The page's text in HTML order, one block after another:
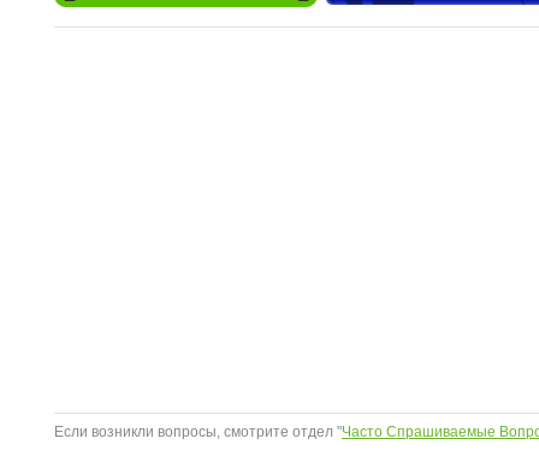
Если возникли вопросы, смотрите отдел "Часто Спрашиваемые